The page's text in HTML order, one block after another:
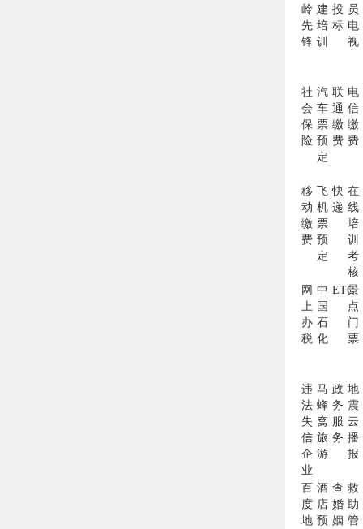
岭
先
锋
建
培
训
投
标
员
电
视
社
会
保
险
汽
车
票
预
定
联
通
缴
费
电
信
缴
费
移
动
缴
费
飞
机
票
预
定
快
递
在
线
培
训
考
核
网
上
办
税
中
国
石
化
ETC景
点
门
票
违
法
失
信
企
业
马
蜂
窝
旅
游
政
务
服
务
地
震
云
播
报
百
度
地
酒
店
预
查
婚
姻
救
助
管